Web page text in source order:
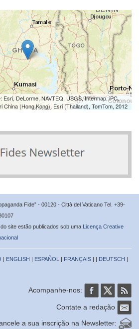
DeLorme, NAVTEQ, USGS, Intermap, iPC,
China (Hong Kong), Esri (Thailand), TomTom, 2012
Fide” - 00120 - Città del Vaticano Tel. +39-
site estão publicados sob uma Licença Creative
| ENGLISH | ESPAÑOL | FRANÇAIS | | DEUTSCH |
Acompanhe-nos:
Contate a redação
a sua inscrição na Newsletter: